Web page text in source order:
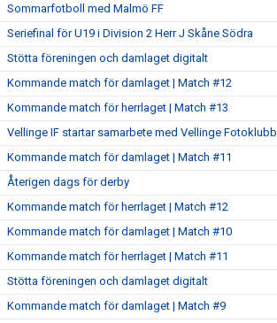
Sommarfotboll med Malmö FF
Seriefinal för U19 i Division 2 Herr J Skåne Södra
Stötta föreningen och damlaget digitalt
Kommande match för damlaget | Match #12
Kommande match för herrlaget | Match #13
Vellinge IF startar samarbete med Vellinge Fotoklubb
Kommande match för damlaget | Match #11
Återigen dags för derby
Kommande match för herrlaget | Match #12
Kommande match för damlaget | Match #10
Kommande match för herrlaget | Match #11
Stötta föreningen och damlaget digitalt
Kommande match för damlaget | Match #9